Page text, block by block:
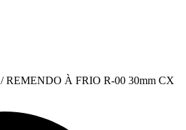
/ REMENDO À FRIO R-00 30mm CX